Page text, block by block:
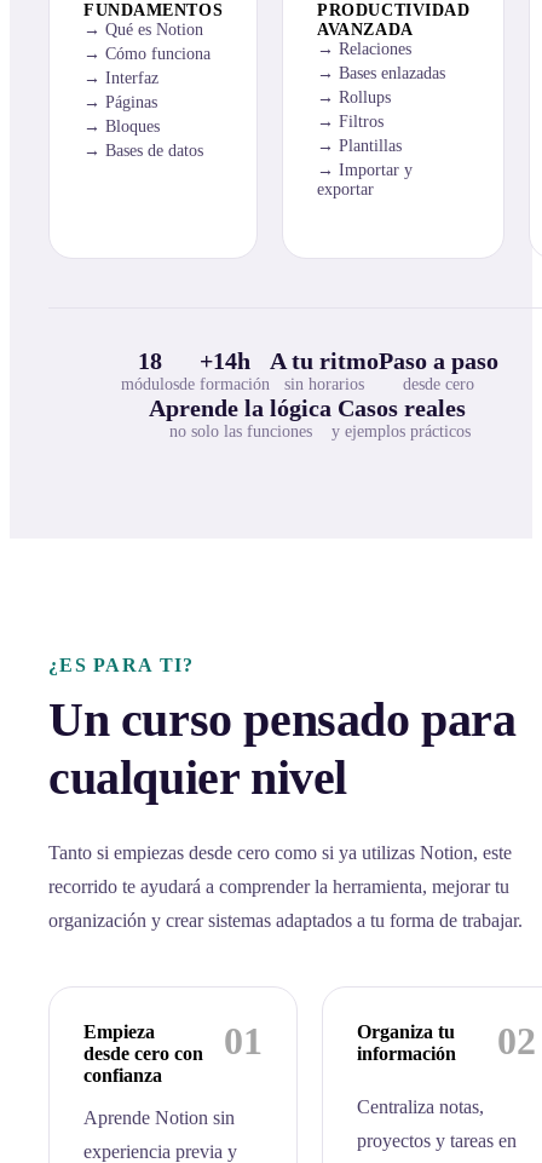
FUNDAMENTOS
Qué es Notion
Cómo funciona
Interfaz
Páginas
Bloques
Bases de datos
PRODUCTIVIDAD
AVANZADA
Relaciones
Bases enlazadas
Rollups
Filtros
Plantillas
Importar y
exportar
18
módulos
+14h
de formación
A tu ritmo
sin horarios
Paso a paso
desde cero
Aprende la lógica
no solo las funciones
Casos reales
y ejemplos prácticos
¿ES PARA TI?
Un curso pensado para
cualquier nivel
Tanto si empiezas desde cero como si ya utilizas Notion, este
recorrido te ayudará a comprender la herramienta, mejorar tu
organización y crear sistemas adaptados a tu forma de trabajar.
01
Empieza
desde cero con
confianza
Aprende Notion sin
experiencia previa y
02
Organiza tu
información
Centraliza notas,
proyectos y tareas en